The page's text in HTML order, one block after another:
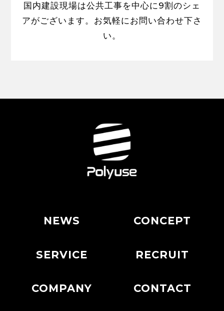
国内建設現場は公共工事を中心に9割のシェ
アがございます。お気軽にお問い合わせ下さ
い。
NEWS CONCEPT
SERVICE RECRUIT
COMPANY CONTACT